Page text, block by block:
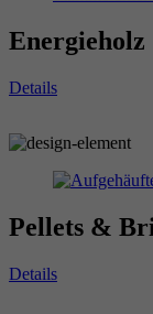
Energieholz
Details
Pellets &
Details